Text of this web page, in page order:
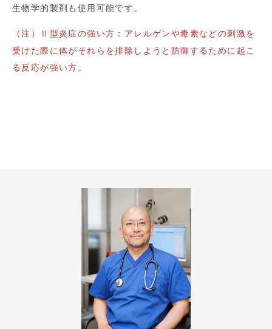
生物学的製剤も使用可能です。
（注）Ⅱ型炎症の強い方：アレルゲンや毒素などの刺激を
受けた際に体がそれらを排除しようと防御するために起こ
る反応が強い方。